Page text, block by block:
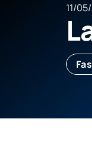
11/